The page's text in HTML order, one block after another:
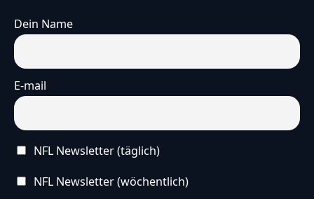
Dein Name
E-mail
NFL Newsletter (täglich)
NFL Newsletter (wöchentlich)